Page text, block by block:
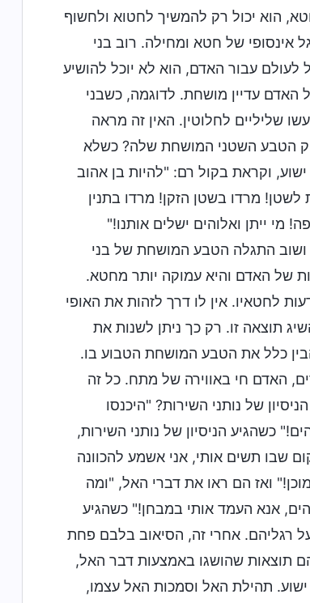
הוא יכול רק להמשיך לחטוא ולחשוף
של חטא ומחילה. רוב בני
לעולם עבור האדם, הוא לא יוכל להושיע
עדיין מושחת. לדוגמה, כשבני
שליליים לחלוטין. האין זה מראה
הטבע השטני המושחת שלה? כשלא
וקראת בקול רם: "להיות בן אהוב
מרדו בשטן הזקן! מרדו בתנין
מי ייתן ואלוהים ישלים אותנו!"
ושוב התגלה הטבע המושחת של בני
של האדם והיא עמוקה יותר מחטא.
לחטאיו. אין לו דרך לזהות את האופי
תוצאה זו. רק כך ניתן לשנות את
כלל את הטבע המושחת הטבוע בו.
האדם חי באווירה של מתח. כל זה
של נותני השירות? "היכנסו
כשהגיע הניסיון של נותני השירות,
שבו תשים אותי, אני אשמע להכוונה
ואז הם ראו את דברי האל, "ומה
אנא העמד אותי במבחן!" כשהגיע
על רגליהם. אחרי זה, הסיאוב בלבם פחת
תוצאות שהושגו באמצעות דבר האל,
תהילת האל וסמכות האל עצמו,